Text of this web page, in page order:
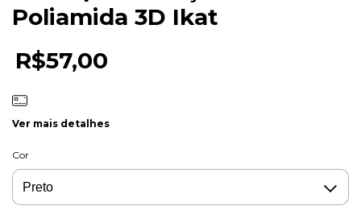
Poliamida 3D Ikat
R$57,00
Ver mais detalhes
Cor